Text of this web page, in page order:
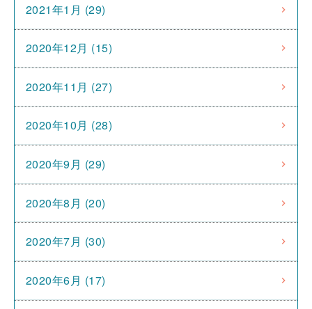
2021年1月 (29)
2020年12月 (15)
2020年11月 (27)
2020年10月 (28)
2020年9月 (29)
2020年8月 (20)
2020年7月 (30)
2020年6月 (17)